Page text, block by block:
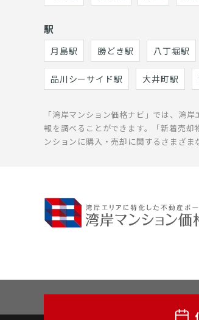
駅
月島駅 勝どき駅 八丁堀駅
品川シーサイド駅 大井町駅
「湾岸マンション価格ナビ」では、湾
報を調べることができます。「新着売
ンションに購入・売却に関するさまざま